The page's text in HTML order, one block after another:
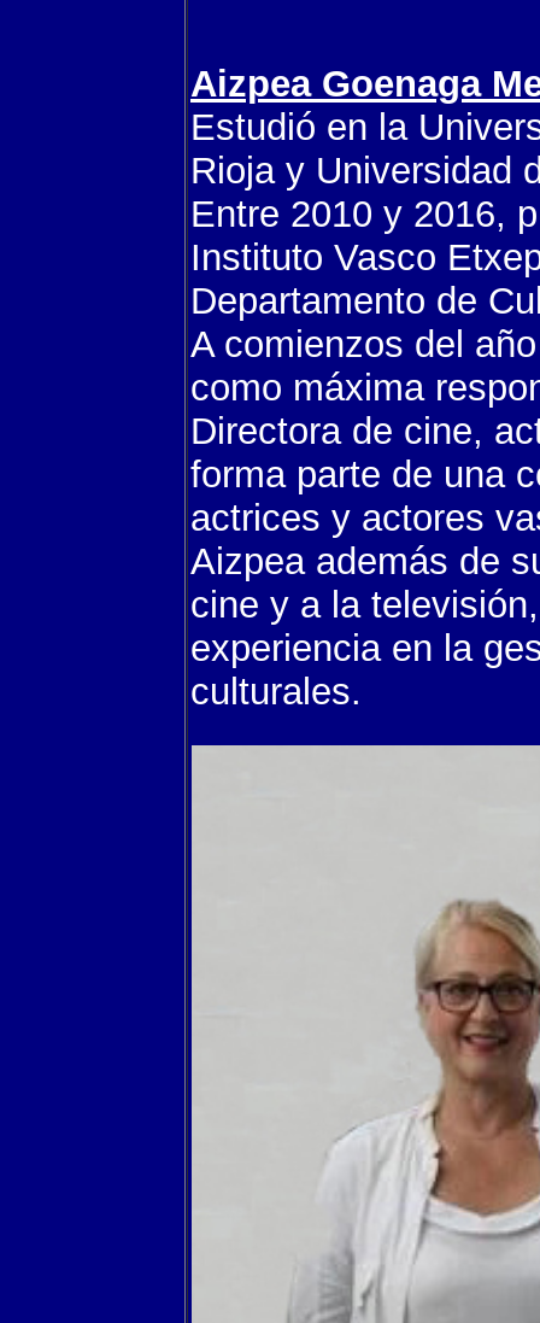
Aizpea Goenaga
Estudió en la
Rioja y Universidad
Entre 2010 y 2016,
Instituto Vasco
Departamento de
A comienzos del
como máxima
Directora de cine,
forma parte de una
actrices y actores
Aizpea además de
cine y a la
experiencia en la
culturales.